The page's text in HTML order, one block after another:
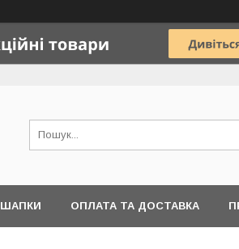
ШАПКИ ОПЛАТА ТА ДОСТАВКА